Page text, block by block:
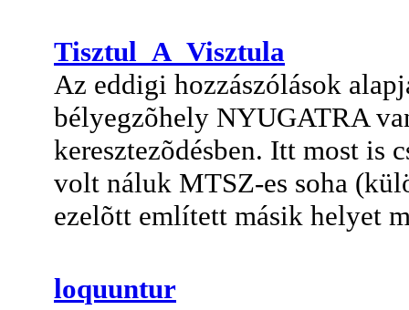
Tisztul_A_Visztula
Az eddigi hozzászólások
bélyegzõhely NYUGATRA
keresztezõdésben. Itt most is
volt náluk MTSZ-es soha
ezelõtt említett másik helyet
loquuntur